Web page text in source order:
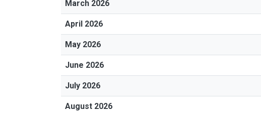
March 2026
April 2026
May 2026
June 2026
July 2026
August 2026